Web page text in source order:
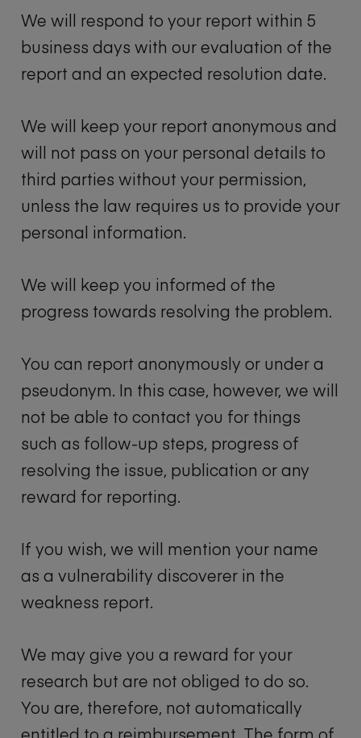
We will respond to your report within 5
business days with our evaluation of the
report and an expected resolution date.
We will keep your report anonymous and
will not pass on your personal details to
third parties without your permission,
unless the law requires us to provide your
personal information.
We will keep you informed of the
progress towards resolving the problem.
You can report anonymously or under a
pseudonym. In this case, however, we will
not be able to contact you for things
such as follow-up steps, progress of
resolving the issue, publication or any
reward for reporting.
If you wish, we will mention your name
as a vulnerability discoverer in the
weakness report.
We may give you a reward for your
research but are not obliged to do so.
You are, therefore, not automatically